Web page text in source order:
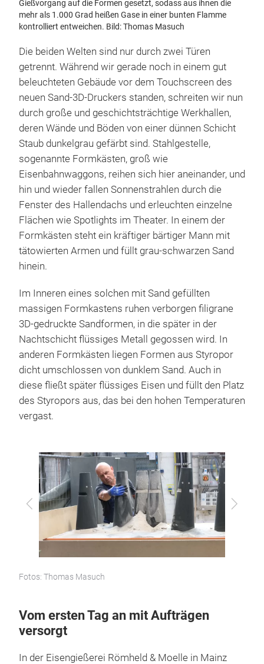
Gießvorgang auf die Formen gesetzt, sodass aus ihnen die
mehr als 1.000 Grad heißen Gase in einer bunten Flamme
kontrolliert entweichen. Bild: Thomas Masuch
Die beiden Welten sind nur durch zwei Türen
getrennt. Während wir gerade noch in einem gut
beleuchteten Gebäude vor dem Touchscreen des
neuen Sand-3D-Druckers standen, schreiten wir nun
durch große und geschichtsträchtige Werkhallen,
deren Wände und Böden von einer dünnen Schicht
Staub dunkelgrau gefärbt sind. Stahlgestelle,
sogenannte Formkästen, groß wie
Eisenbahnwaggons, reihen sich hier aneinander, und
hin und wieder fallen Sonnenstrahlen durch die
Fenster des Hallendachs und erleuchten einzelne
Flächen wie Spotlights im Theater. In einem der
Formkästen steht ein kräftiger bärtiger Mann mit
tätowierten Armen und füllt grau-schwarzen Sand
hinein.
Im Inneren eines solchen mit Sand gefüllten
massigen Formkastens ruhen verborgen filigrane
3D-gedruckte Sandformen, in die später in der
Nachtschicht flüssiges Metall gegossen wird. In
anderen Formkästen liegen Formen aus Styropor
dicht umschlossen von dunklem Sand. Auch in
diese fließt später flüssiges Eisen und füllt den Platz
des Styropors aus, das bei den hohen Temperaturen
vergast.
Zurück Vor
Fotos: Thomas Masuch
Vom ersten Tag an mit Aufträgen
versorgt
In der Eisengießerei Römheld & Moelle in Mainz